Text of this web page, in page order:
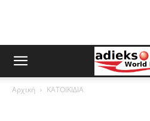
Αρχική ΚΑΤΟΙΚΙΔΙΑ